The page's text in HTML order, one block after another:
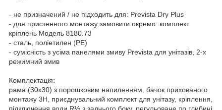
- не призначений / не підходить для: Prevista Dry Plus
- для пристенного монтажу замовити окремо: комплект
кріплень Модель 8180.73
- сталь, поліетилен (PE)
- сумісність з усіма панелями змиву Prevista для унітазів, 2-х
режимний змив
Комплектація:
рама (30х30) з порошковим напиленням, бачок прихованого
монтажу 3H, приєднувальний комплект для унітазу, кріплення,
підключення води R½ з заднього боку, регульоване по глибині